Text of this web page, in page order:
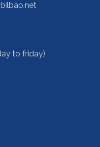
to friday)